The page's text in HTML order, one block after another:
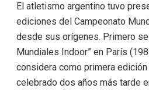
El atletismo argentino tuvo
ediciones del Campeonato
desde sus orígenes. Primero
Mundiales Indoor” en París
considera como primera edición
celebrado dos años más tarde